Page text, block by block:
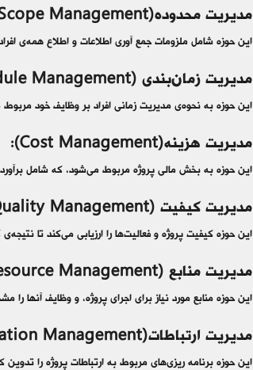
مدیریت محدوده(Scope Management):
این حوزه شامل ملزومات جمع آوری اطلاعات و اطلاع همه‌ی
مدیریت زمان‌بندی (Schedule Management):
این حوزه به نحوه‌ی مدیریت زمانی افراد بر وظایف خود
مدیریت هزینه(Cost Management):
این حوزه به بخش مالی پروژه مربوط می‌شود، که شامل
مدیریت کیفیت (Quality Management):
این حوزه کیفیت پروژه و فعالیت‌ها را ارزیابی می‌کند تا
مدیریت منابع (Resource Management):
این حوزه منابع مورد نیاز برای اجرای پروژه، و وظایف آنها
مدیریت ارتباطات(Communication Management):
این حوزه برنامه ریزی‌های مربوط به ارتباطات پروژه را